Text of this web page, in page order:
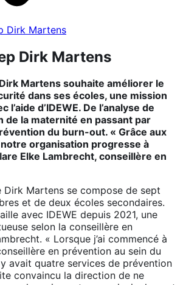
Dirk Martens
Dirk Martens
Martens souhaite améliorer le
dans ses écoles, une mission
l’aide d’IDEWE. De l’analyse de
de la maternité en passant par
du burn-out. « Grâce aux
notre organisation progresse à
Elke Lambrecht, conseillère en
Dirk Martens se compose de sept
et de deux écoles secondaires.
avec IDEWE depuis 2021, une
selon la conseillère en
« Lorsque j’ai commencé à
en prévention au sein du
avait quatre services de prévention
convaincu la direction de ne